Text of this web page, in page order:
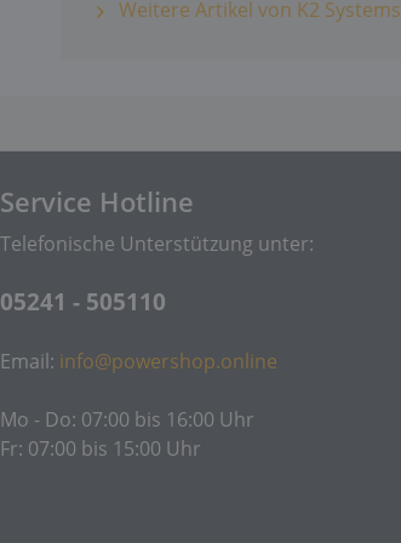
Weitere Artikel von K2 Systems
Service Hotline
Telefonische Unterstützung unter:
05241 - 505110
Email: info@powershop.online
Mo - Do: 07:00 bis 16:00 Uhr
Fr: 07:00 bis 15:00 Uhr